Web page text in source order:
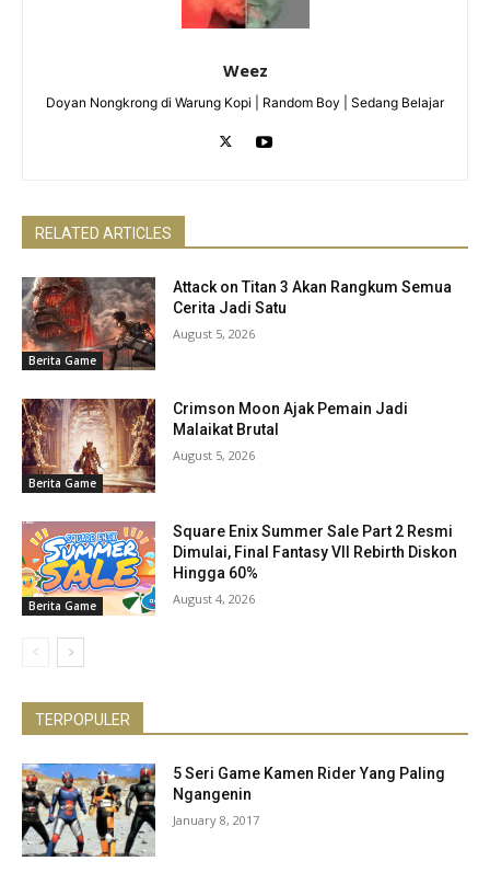
Weez
Doyan Nongkrong di Warung Kopi | Random Boy | Sedang Belajar
RELATED ARTICLES
Berita Game
Attack on Titan 3 Akan Rangkum Semua
Cerita Jadi Satu
August 5, 2026
Berita Game
Crimson Moon Ajak Pemain Jadi
Malaikat Brutal
August 5, 2026
Berita Game
Square Enix Summer Sale Part 2 Resmi
Dimulai, Final Fantasy VII Rebirth Diskon
Hingga 60%
August 4, 2026
TERPOPULER
5 Seri Game Kamen Rider Yang Paling
Ngangenin
January 8, 2017